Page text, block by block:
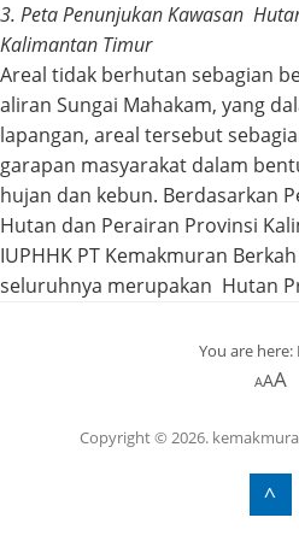
3. Peta Penunjukan Kawasan
Kalimantan Timur
Areal tidak berhutan sebagian
aliran Sungai Mahakam, yang
lapangan, areal tersebut
garapan masyarakat dalam
hujan dan kebun. Berdasarkan
Hutan dan Perairan Provinsi
IUPHHK PT Kemakmuran
seluruhnya merupakan Hutan
You are here:
AAA
Copyright © 2026.
^